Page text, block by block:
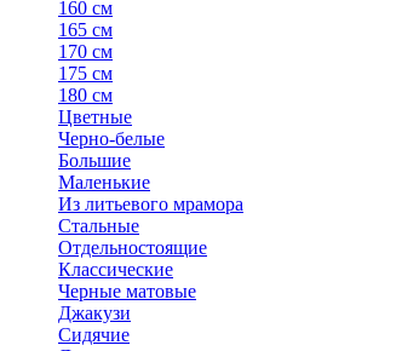
160 см
165 см
170 см
175 см
180 см
Цветные
Черно-белые
Большие
Маленькие
Из литьевого мрамора
Стальные
Отдельностоящие
Классические
Черные матовые
Джакузи
Сидячие